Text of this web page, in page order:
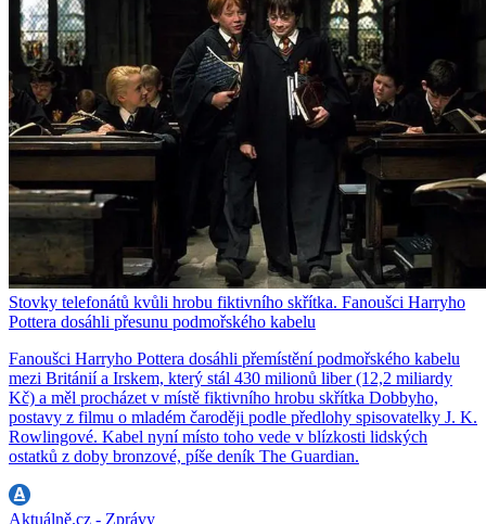
Stovky telefonátů kvůli hrobu fiktivního skřítka. Fanoušci Harryho
Pottera dosáhli přesunu podmořského kabelu
Fanoušci Harryho Pottera dosáhli přemístění podmořského kabelu
mezi Británií a Irskem, který stál 430 milionů liber (12,2 miliardy
Kč) a měl procházet v místě fiktivního hrobu skřítka Dobbyho,
postavy z filmu o mladém čaroději podle předlohy spisovatelky J. K.
Rowlingové. Kabel nyní místo toho vede v blízkosti lidských
ostatků z doby bronzové, píše deník The Guardian.
Aktuálně.cz - Zprávy